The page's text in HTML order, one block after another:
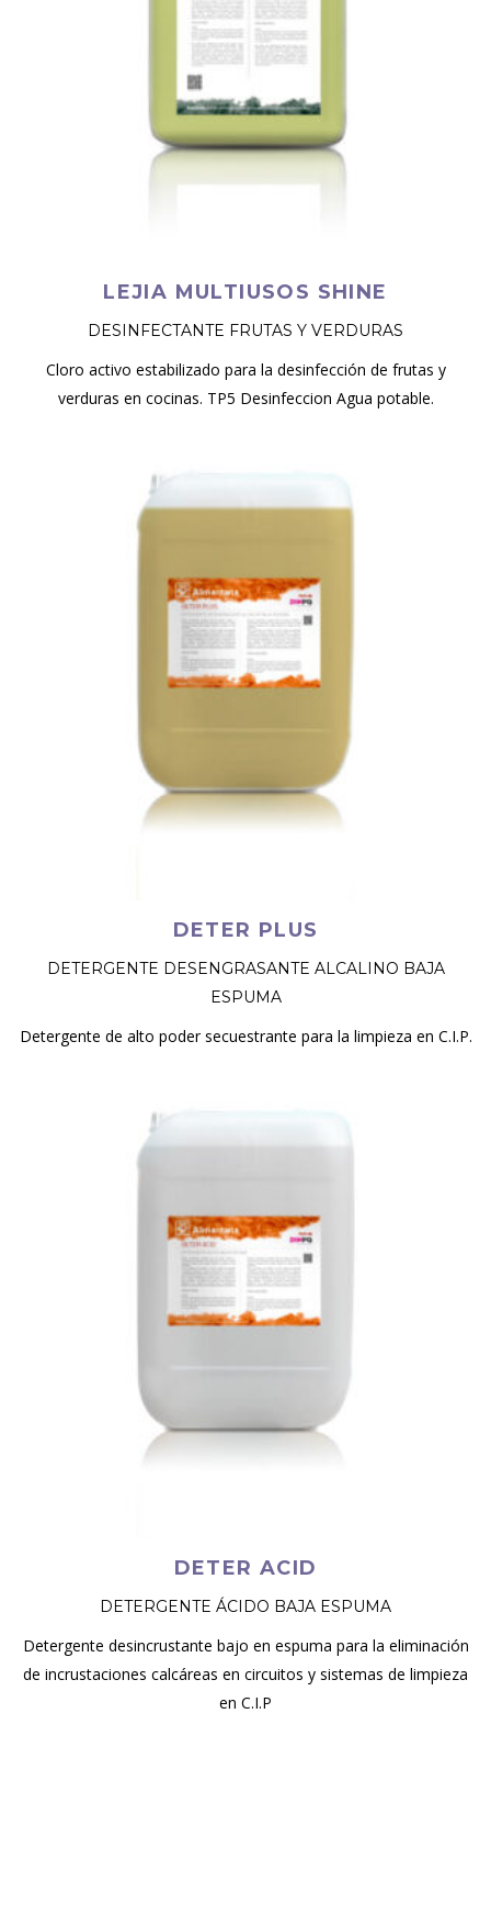
LEJIA MULTIUSOS SHINE
DESINFECTANTE FRUTAS Y VERDURAS
Cloro activo estabilizado para la desinfección de frutas y
verduras en cocinas. TP5 Desinfeccion Agua potable.
DETER PLUS
DETERGENTE DESENGRASANTE ALCALINO BAJA
ESPUMA
Detergente de alto poder secuestrante para la limpieza en C.I.P.
DETER ACID
DETERGENTE ÁCIDO BAJA ESPUMA
Detergente desincrustante bajo en espuma para la eliminación
de incrustaciones calcáreas en circuitos y sistemas de limpieza
en C.I.P